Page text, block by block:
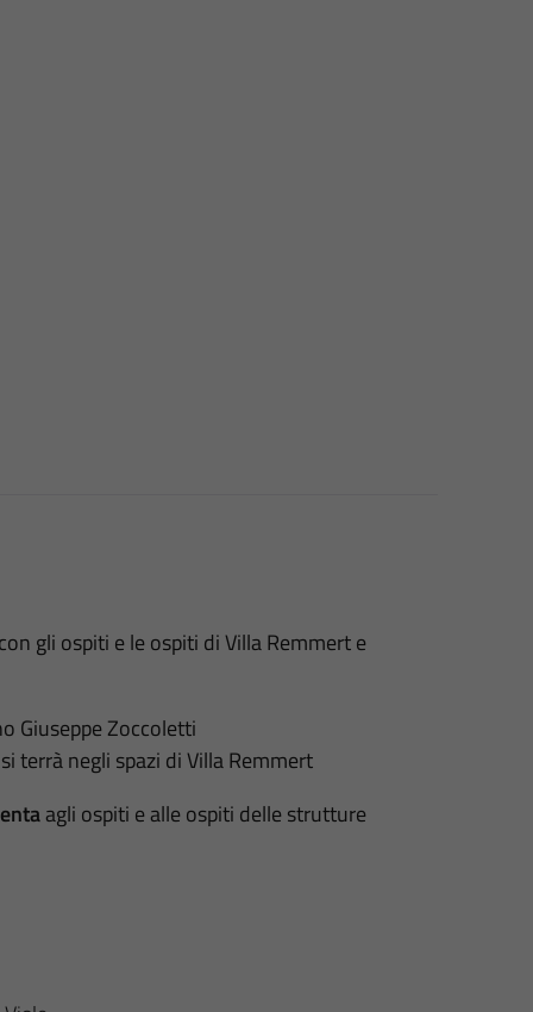
gli ospiti e le ospiti di Villa Remmert e
Giuseppe Zoccoletti
terrà negli spazi di Villa Remmert
agli ospiti e alle ospiti delle strutture